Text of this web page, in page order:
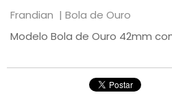
Frandian | Bola de Ouro
Modelo Bola de Ouro 42mm